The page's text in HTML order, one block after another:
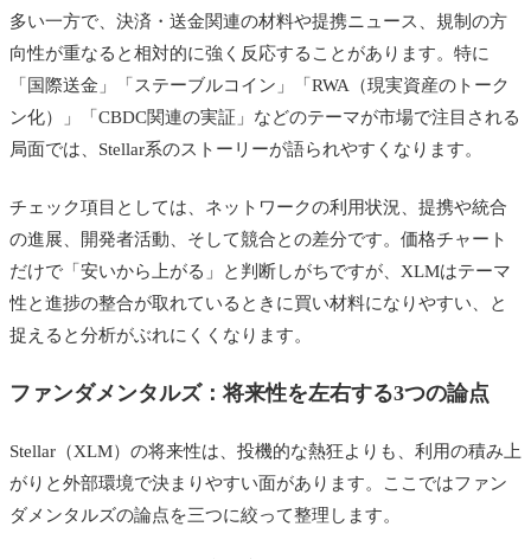
多い一方で、決済・送金関連の材料や提携ニュース、規制の方
向性が重なると相対的に強く反応することがあります。特に
「国際送金」「ステーブルコイン」「RWA（現実資産のトーク
ン化）」「CBDC関連の実証」などのテーマが市場で注目される
局面では、Stellar系のストーリーが語られやすくなります。
チェック項目としては、ネットワークの利用状況、提携や統合
の進展、開発者活動、そして競合との差分です。価格チャート
だけで「安いから上がる」と判断しがちですが、XLMはテーマ
性と進捗の整合が取れているときに買い材料になりやすい、と
捉えると分析がぶれにくくなります。
ファンダメンタルズ：将来性を左右する3つの論点
Stellar（XLM）の将来性は、投機的な熱狂よりも、利用の積み上
がりと外部環境で決まりやすい面があります。ここではファン
ダメンタルズの論点を三つに絞って整理します。